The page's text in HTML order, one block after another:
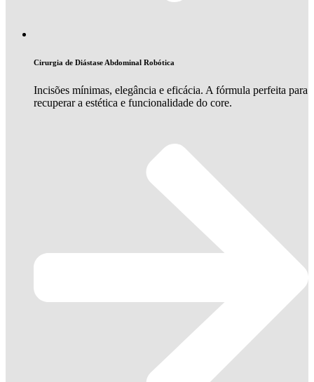
Cirurgia de Diástase Abdominal Robótica
Incisões mínimas, elegância e eficácia. A fórmula perfeita para
recuperar a estética e funcionalidade do core.